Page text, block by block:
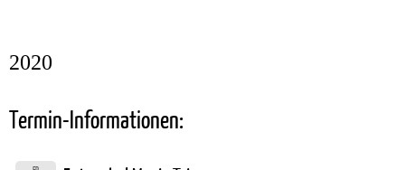
2020
Termin-Informationen: